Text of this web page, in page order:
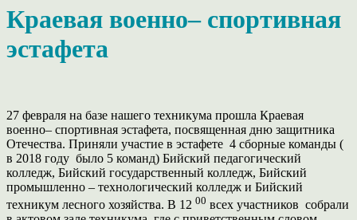
Краевая военно– спортивная
эстафета
27 февраля на базе нашего техникума прошла Краевая
военно– спортивная эстафета, посвященная дню защитника
Отечества. Приняли участие в эстафете 4 сборные команды (
в 2018 году было 5 команд) Бийский педагогический
колледж, Бийский государственный колледж, Бийский
промышленно – технологический колледж и Бийский
техникум лесного хозяйства. В 12 00 всех участников собрали